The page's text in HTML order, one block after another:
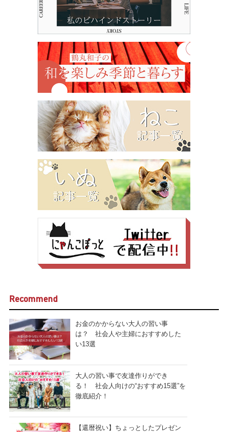
Recommend
お金のかからない大人の習い事
は？ 社会人や主婦におすすめした
い13選
大人の習い事で友達作りができ
る！ 社会人向けの“おすすめ15選”を
徹底紹介！
【還暦祝い】ちょっとしたプレゼン